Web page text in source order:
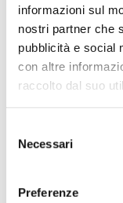
informazioni sul
nostri partner che
pubblicità e social
con altre
raccolto dal suo
delNecessari
Preferenze